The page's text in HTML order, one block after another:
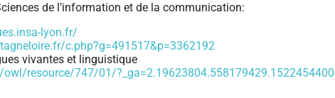
de l’information et de la communication:
lyon.fr/
c.php?g=491517&p=3362192
vivantes et linguistique
resource/747/01/